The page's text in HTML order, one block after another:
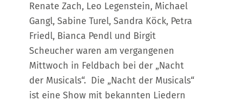
Renate Zach, Leo Legenstein, Michael
Gangl, Sabine Turel, Sandra Köck, Petra
Friedl, Bianca Pendl und Birgit
Scheucher waren am vergangenen
Mittwoch in Feldbach bei der „Nacht
der Musicals“. Die „Nacht der Musicals“
ist eine Show mit bekannten Liedern